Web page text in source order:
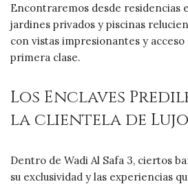
Encontraremos desde residencias
jardines privados y piscinas
con vistas impresionantes y acceso
primera clase.
Los Enclaves
la clientela de Lujo
Dentro de Wadi Al Safa 3, ciertos
su exclusividad y las experiencias